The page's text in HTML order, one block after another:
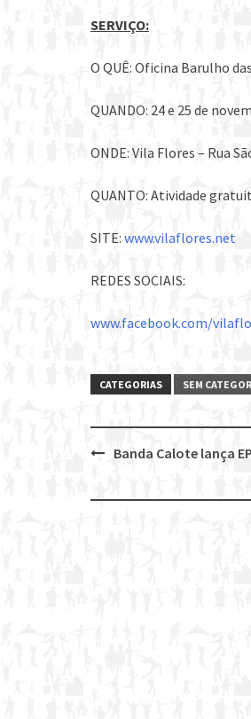
SERVIÇO:
O QUÊ: Oficina Barulho
QUANDO: 24 e 25 de
ONDE: Vila Flores – Rua
QUANTO: Atividade
SITE: www.vilaflores.net
REDES SOCIAIS:
www.facebook.com/
CATEGORIAS SEM
navigation
Banda Calote lança